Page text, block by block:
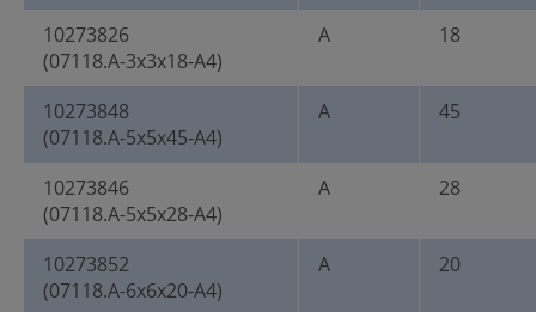
10273826
(07118.A-3x3x18-A4)
A 18
10273848
(07118.A-5x5x45-A4)
A 45
10273846
(07118.A-5x5x28-A4)
A 28
10273852
(07118.A-6x6x20-A4)
A 20